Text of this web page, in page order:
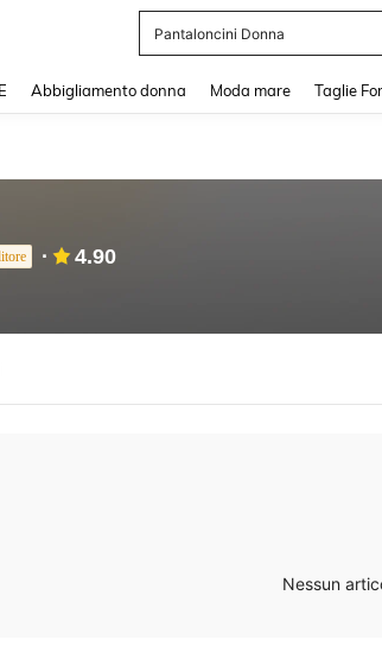
Pantaloncini Donna
Abbigliamento donna Moda mare Taglie
4.90
Nessun